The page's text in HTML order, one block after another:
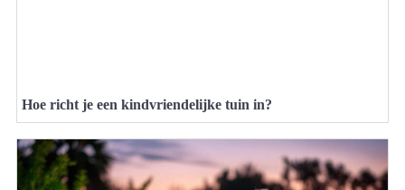
Hoe richt je een kindvriendelijke tuin in?